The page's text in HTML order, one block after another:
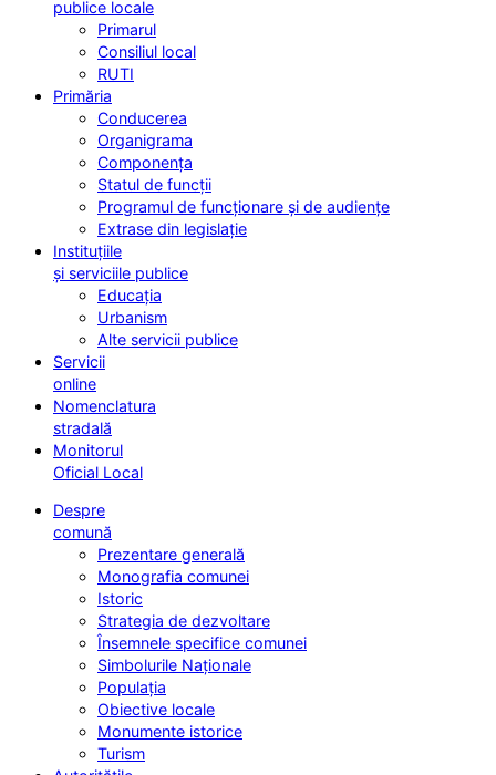
publice locale
Primarul
Consiliul local
RUTI
Primăria
Conducerea
Organigrama
Componența
Statul de funcții
Programul de funcționare și de audiențe
Extrase din legislație
Instituțiile
și serviciile publice
Educația
Urbanism
Alte servicii publice
Servicii
online
Nomenclatura
stradală
Monitorul
Oficial Local
Despre
comună
Prezentare generală
Monografia comunei
Istoric
Strategia de dezvoltare
Însemnele specifice comunei
Simbolurile Naționale
Populația
Obiective locale
Monumente istorice
Turism